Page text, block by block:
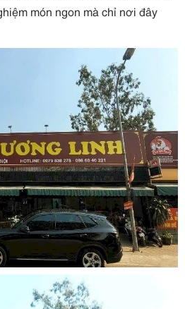
món ngon mà chỉ nơi đây